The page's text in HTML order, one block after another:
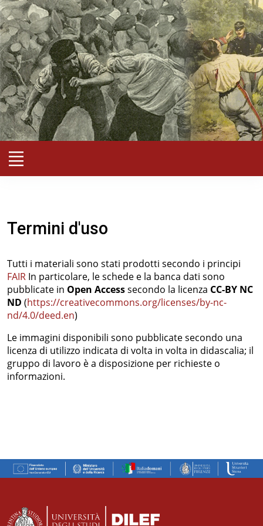
Termini d'uso
Tutti i materiali sono stati prodotti secondo i principi
FAIR In particolare, le schede e la banca dati sono
pubblicate in Open Accesssecondo la licenza CC-BY NC
ND (https://creativecommons.org/licenses/by-nc-
nd/4.0/deed.en)
Le immagini disponibili sono pubblicate secondo una
licenza di utilizzo indicata di volta in volta in didascalia; il
gruppo di lavoro è a disposizione per richieste o
informazioni.